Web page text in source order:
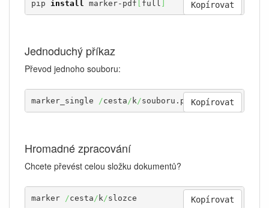
pip install marker-pdf full Kopírovat
Jednoduchý příkaz
Převod jednoho souboru:
marker_single /cesta / k /souboru.pdfKopírovat
Hromadné zpracování
Chcete převést celou složku dokumentů?
marker /cesta / k /slozce Kopírovat